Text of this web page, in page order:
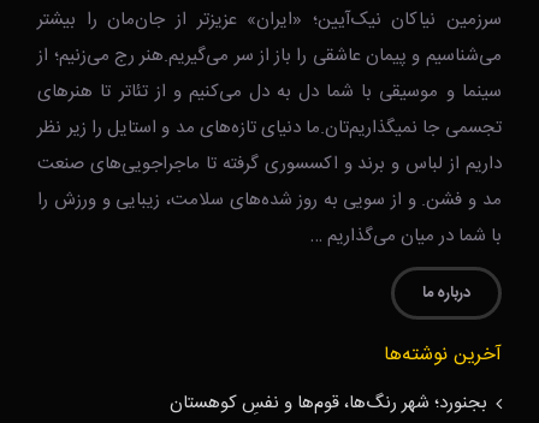
سرزمین نیاکان نیک‌‌‌آیین؛ «ایران» عزیزتر از جان‌مان را بیشتر
می‌شناسیم و پیمان عاشقی را باز از سر می‌گیریم.هنر رج می‌زنیم؛ از
سینما و موسیقی با شما دل به دل می‌کنیم و از تئاتر تا هنرهای
تجسمی جا نمیگذاریم‌تان.ما دنیای تازه‌های مد و استایل را زیر نظر
داریم از لباس و برند و اکسسوری گرفته تا ماجراجویی‌های صنعت
مد و فشن. و از سویی به روز شده‌های سلامت، زیبایی و ورزش را
با شما در میان می‌گذاریم …
درباره ما
آخرین نوشته‌ها
بجنورد؛ شهر رنگ‌ها، قوم‌ها و نفسِ کوهستان